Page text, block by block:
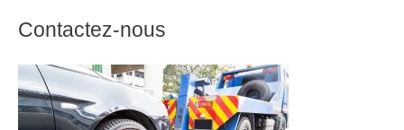
Contactez-nous